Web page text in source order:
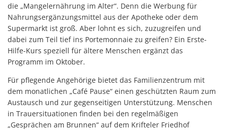
die „Mangelernährung im Alter“. Denn die Werbung für
Nahrungsergänzungsmittel aus der Apotheke oder dem
Supermarkt ist groß. Aber lohnt es sich, zuzugreifen und
dabei zum Teil tief ins Portemonnaie zu greifen? Ein Erste-
Hilfe-Kurs speziell für ältere Menschen ergänzt das
Programm im Oktober.
Für pflegende Angehörige bietet das Familienzentrum mit
dem monatlichen „Café Pause“ einen geschützten Raum zum
Austausch und zur gegenseitigen Unterstützung. Menschen
in Trauersituationen finden bei den regelmäßigen
„Gesprächen am Brunnen“ auf dem Krifteler Friedhof